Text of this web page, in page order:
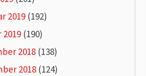
2019 (192)
2019 (190)
2018 (138)
2018 (124)